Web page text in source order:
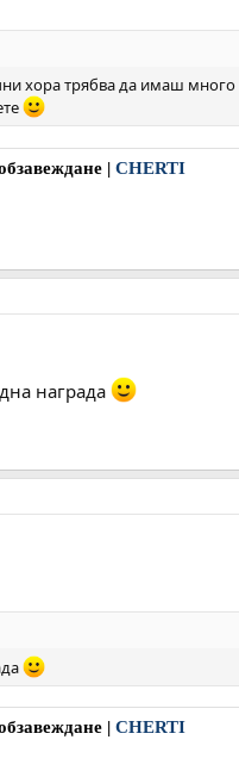
хора трябва да имаш
| CHERTI
награда
| CHERTI